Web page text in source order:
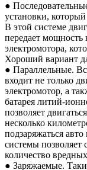
●
установки,
В этой системе
передает мощность
электромотора,
Хороший вариант
● Параллельные.
входит не только
электромотор, а
батарея литий-
позволяет
несколько
подзаряжаться
системы позволяет
количество
● Заряжаемые.